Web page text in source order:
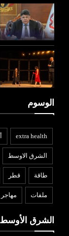
الوسوم
extra health
الشرق الاوسط
طاقة قطر
ملفات مهاجر
الشرق الأوسط